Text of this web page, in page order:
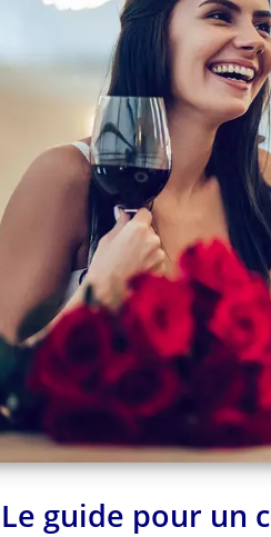
Le guide pour un